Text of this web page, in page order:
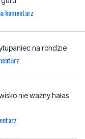
na rondzie
nie ważny hałas
A do tego